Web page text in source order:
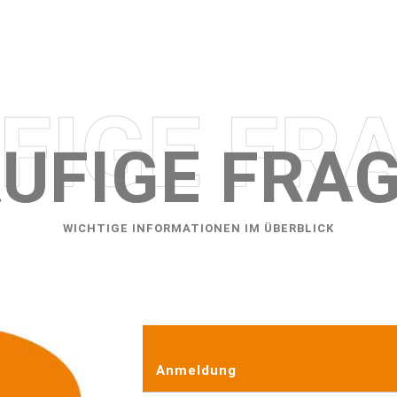
WICHTIGE INFORMATIONEN IM ÜBERBLICK
Anmeldung